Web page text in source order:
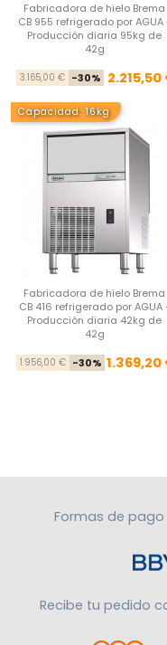
Fabricadora de hielo Brema
CB 955 refrigerado por AGUA
Producción diaria 95kg de
42g
3.165,00 € -30% 2.215,50
Capacidad: 16kg
Fabricadora de hielo Brema
CB 416 refrigerado por AGUA
Producción diaria 42kg de
42g
1.956,00 € -30% 1.369,20
Formas de pago
Recibe tu pedido